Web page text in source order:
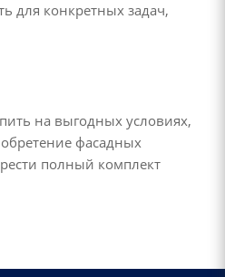
для конкретных задач,
на выгодных условиях,
фасадных
полный комплект